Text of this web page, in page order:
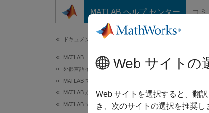
コンテンツへスキップ
MATLAB ヘルプ センター コ
ドキュメンテーションのホーム
MATLAB
外部言語インターフェイス
MATLAB での .NET
MATLAB からの .NET の呼び出し
MATLAB での .NET 列挙型
値
Web サイトの
Web サイトを選択すると、翻
き、次のサイトの選択を推奨し